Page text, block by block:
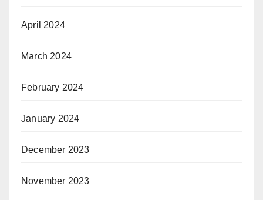
April 2024
March 2024
February 2024
January 2024
December 2023
November 2023